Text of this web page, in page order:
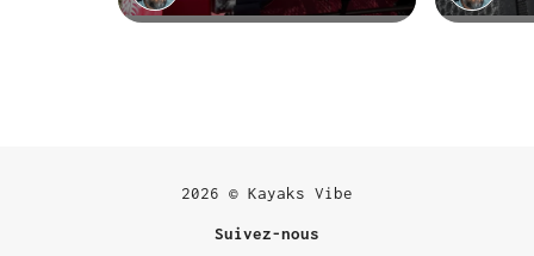
2026 © Kayaks Vibe
Suivez-nous